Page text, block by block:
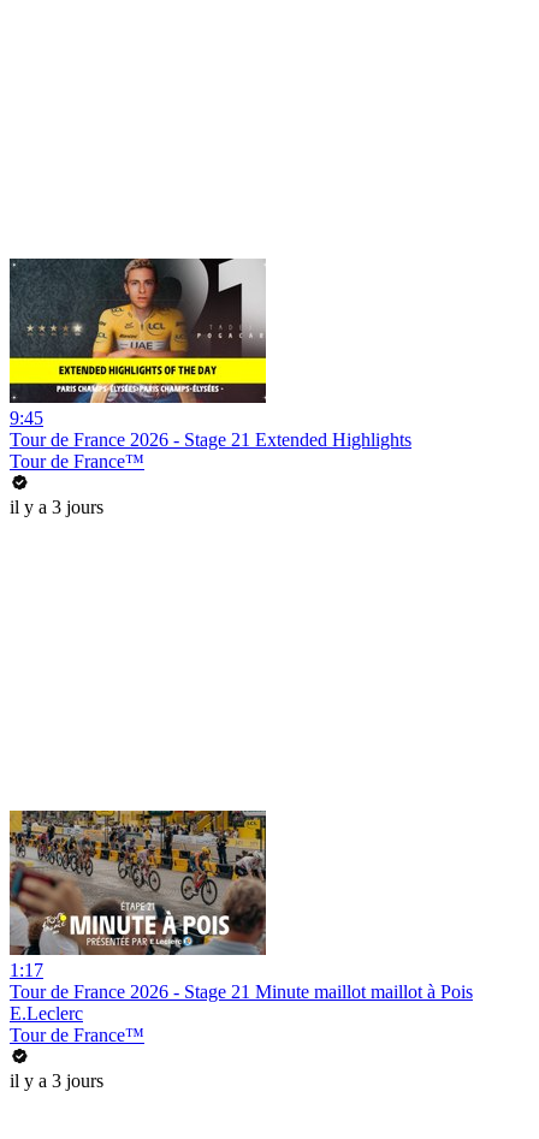
9:45
Tour de France 2026 - Stage 21 Extended Highlights
Tour de France™
il y a 3 jours
1:17
Tour de France 2026 - Stage 21 Minute maillot maillot à Pois
E.Leclerc
Tour de France™
il y a 3 jours